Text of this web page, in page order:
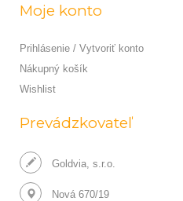
Moje konto
Prihlásenie / Vytvoriť konto
Nákupný košík
Wishlist
Prevádzkovateľ
Goldvia, s.r.o.
Nová 670/19